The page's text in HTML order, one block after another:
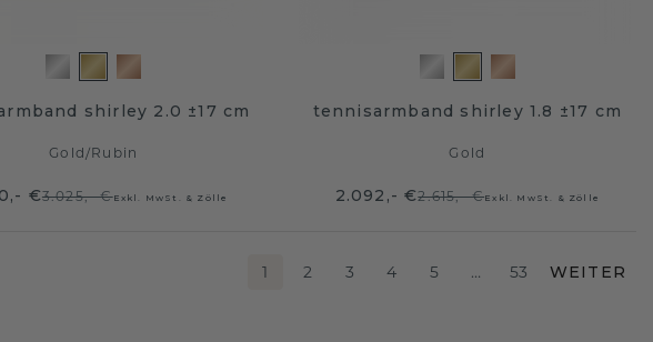
shirley 2.0 ±17 cm
Gold /Rubin
€3.025,- €Exkl. MwSt. & Zölle
tennisarmband shirley 1.8 ±17 cm
Gold
2.092,- €2.615,- €Exkl. MwSt. & Zölle
1 2 3 4 5 … 53 WEITER